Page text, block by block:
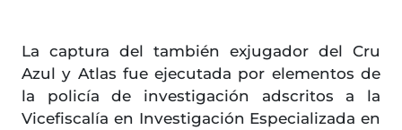
La captura del también exjugador del Cru
Azul y Atlas fue ejecutada por elementos de
la policía de investigación adscritos a la
Vicefiscalía en Investigación Especializada en